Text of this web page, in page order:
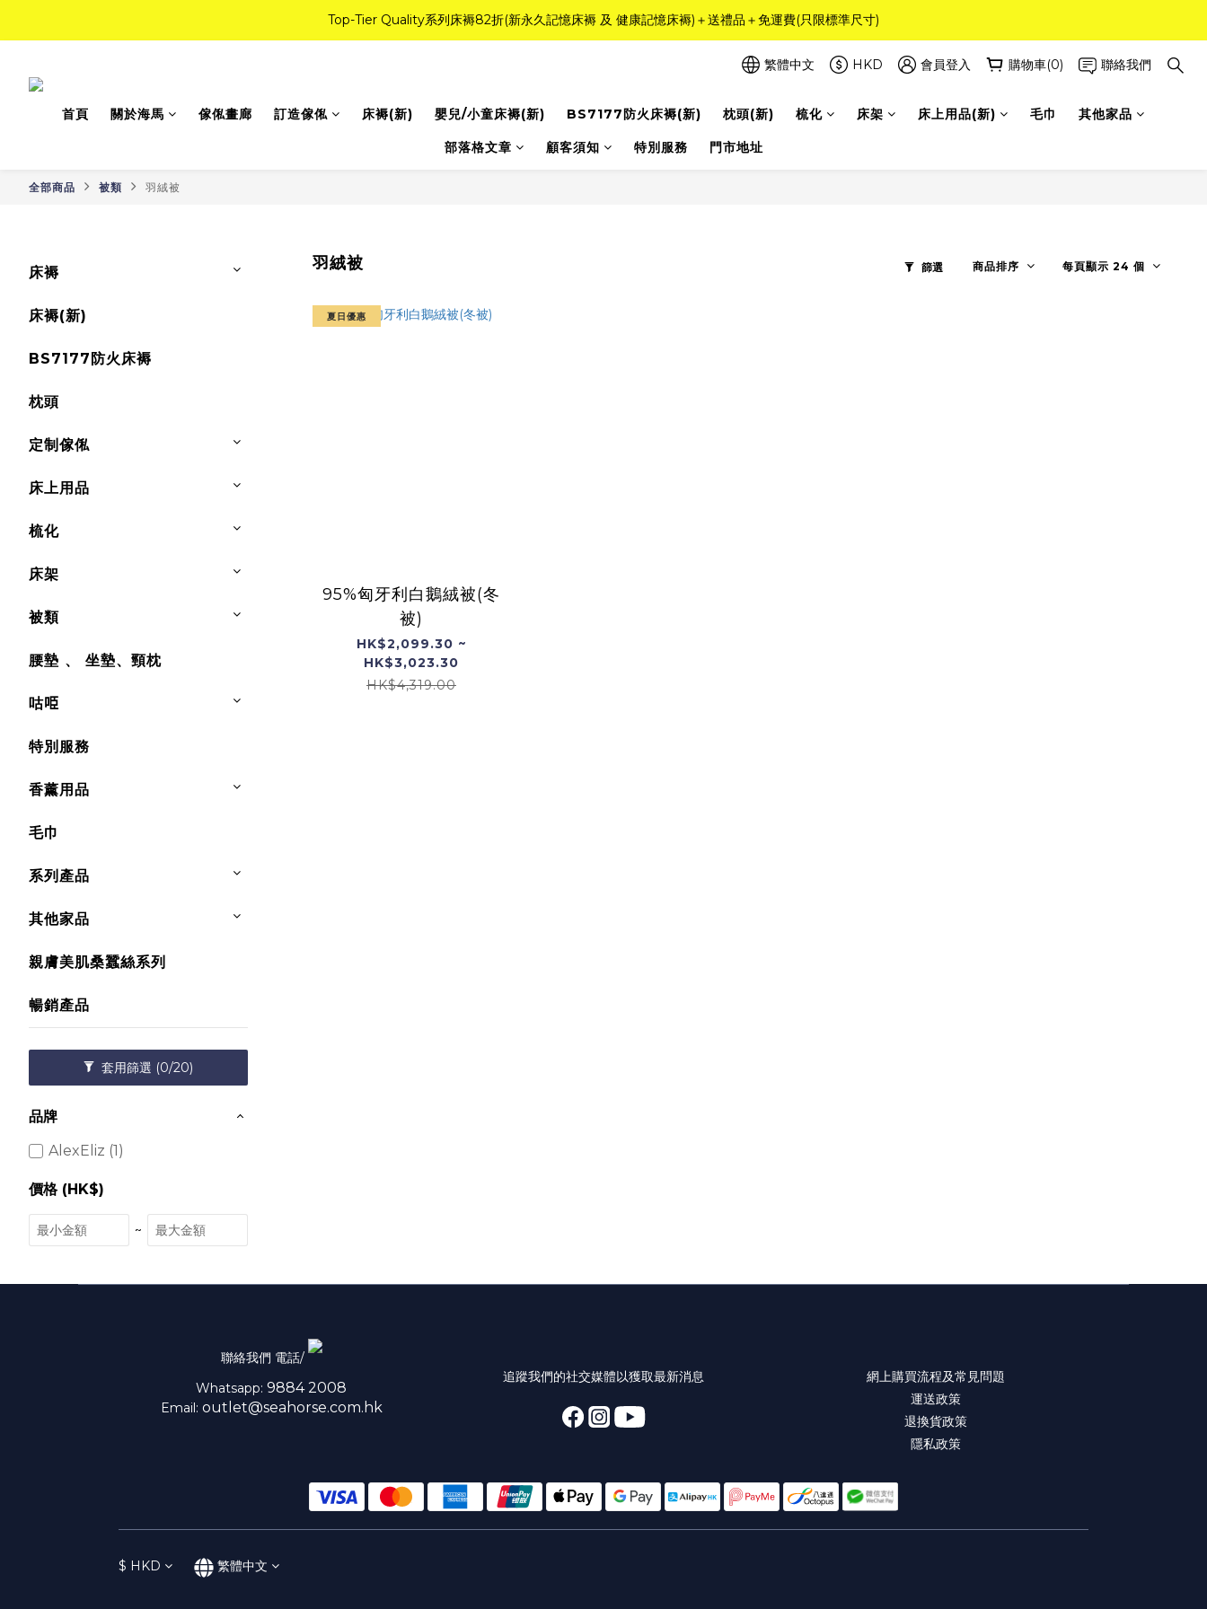
如需訂造特別尺寸床褥，請聯繫海馬牌Outlet客服 WhatsApp 98842008！
Top-Tier Quality系列床褥82折(新永久記憶床褥 及 健康記憶床褥)＋送禮品＋免運費(只限標準尺寸)
繁體中文 HKD 會員登入 購物車(0) 聯絡我們
首頁 關於海馬 傢俬畫廊 訂造傢俬 床褥(新) 嬰兒/小童床褥(新) BS7177防火床褥(新) 枕頭(新) 梳化 床架 床上用品(新) 毛巾 其他家品
部落格文章 顧客須知 特別服務 門市地址
全部商品 被類 羽絨被
床褥
床褥(新)
BS7177防火床褥
枕頭
定制傢俬
床上用品
梳化
床架
被類
腰墊 、 坐墊、頸枕
咕𠱸
特別服務
香薰用品
毛巾
系列產品
其他家品
親膚美肌桑蠶絲系列
暢銷產品
套用篩選 (0/20)
品牌
AlexEliz (1)
價格 (HK$)
~
羽絨被 篩選 商品排序 每頁顯示 24 個
夏日優惠
95%匈牙利白鵝絨被(冬
被)
HK$2,099.30 ~
HK$3,023.30
HK$4,319.00
聯絡我們 電話/
Whatsapp: 9884 2008
Email: outlet@seahorse.com.hk
追蹤我們的社交媒體以獲取最新消息
網上購買流程及常見問題
運送政策
退換貨政策
隱私政策
$ HKD 繁體中文